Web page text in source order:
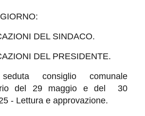
DEL SINDACO.
DEL PRESIDENTE.
consiglio comunale
del 29 maggio e del 30
- Lettura e approvazione.